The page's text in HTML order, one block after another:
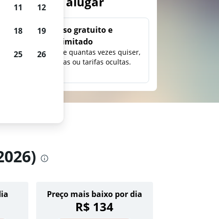
Uso gratuito e
ilimitado
Pesquise quantas vezes quiser,
sem taxas ou tarifas ocultas.
Preço mais baixo por dia
R$ 134
11 12
18 19
25 26